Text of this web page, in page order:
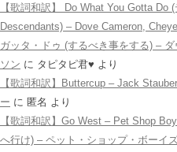
【歌詞和訳】 Do What You Gotta Do
Descendants) – Dove Cameron,
ガッタ・ドゥ (するべき事をする) –
ソン に タピタピ君♥️ より
【歌詞和訳】Buttercup – Jack
ー に 匿名 より
【歌詞和訳】Go West – Pet Shop
へ行け) – ペット・ショップ・ボーイ